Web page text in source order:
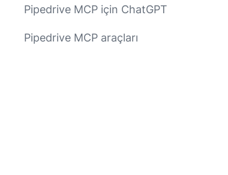
Pipedrive MCP için ChatGPT
Pipedrive MCP araçları